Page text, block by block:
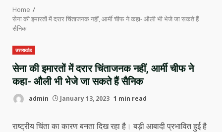
Home
सेना की इमारतों में दरार चिंताजनक नहीं, आर्मी चीफ ने कहा- औली भी भेजे जा सकते हैं
सैनिक
उत्तराखंड
सेना की इमारतों में दरार चिंताजनक नहीं, आर्मी चीफ ने
कहा- औली भी भेजे जा सकते हैं सैनिक
admin January 13, 2023 1 min read
राष्ट्रीय चिंता का कारण बनता दिख रहा है। बड़ी आबादी प्रभावित हुई है